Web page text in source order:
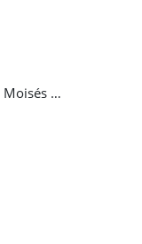
Fishet Price – Carrinho de Bebê Berço Com Moisés Hero TS ( 0 a 15kg )